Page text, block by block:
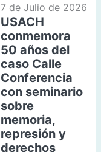
7 de Julio de 2026
USACH
conmemora
50 años del
caso Calle
Conferencia
con seminario
sobre
memoria,
represión y
derechos